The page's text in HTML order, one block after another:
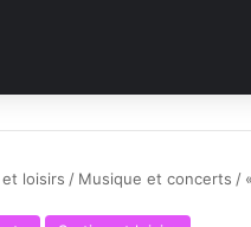
loisirs / Musique et concerts /